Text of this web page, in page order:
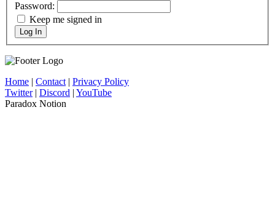
Password:
Keep me signed in
Log In
Home | Contact| Privacy Policy
Twitter| Discord | YouTube
Paradox Notion